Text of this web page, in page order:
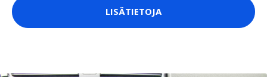
LISÄTIETOJA